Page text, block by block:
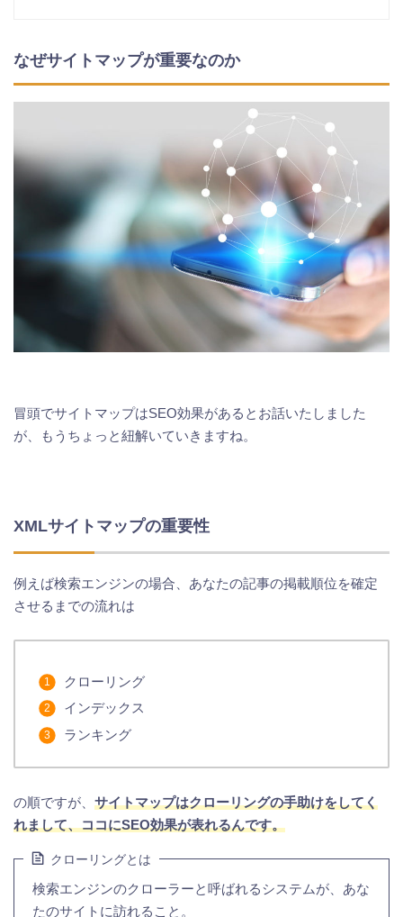
なぜサイトマップが重要なのか
冒頭でサイトマップはSEO効果があるとお話いたしました
が、もうちょっと紐解いていきますね。
XMLサイトマップの重要性
例えば検索エンジンの場合、あなたの記事の掲載順位を確定
させるまでの流れは
クローリング
インデックス
ランキング
の順ですが、 サイトマップはクローリングの手助けをしてく
れまして、ココにSEO効果が表れるんです。
クローリングとは
検索エンジンのクローラーと呼ばれるシステムが、あな
たのサイトに訪れること。